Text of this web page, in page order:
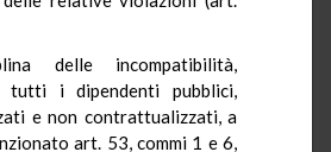
delle incompatibilità,
tutti i dipendenti pubblici,
e non contrattualizzati, a
art. 53, commi 1 e 6,